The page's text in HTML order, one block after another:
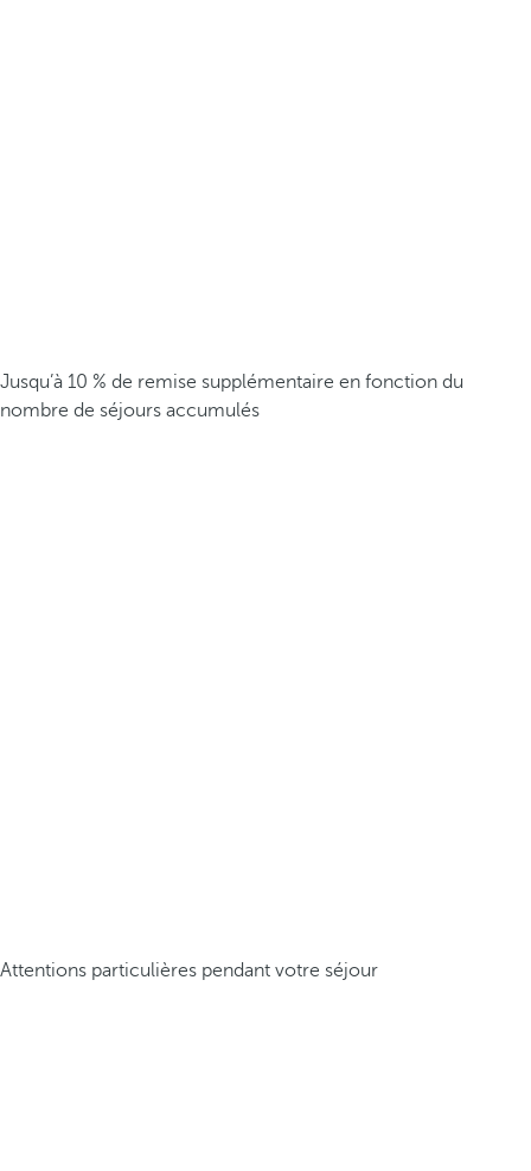
Jusqu’à 10 % de remise supplémentaire en fonction du
nombre de séjours accumulés
Attentions particulières pendant votre séjour